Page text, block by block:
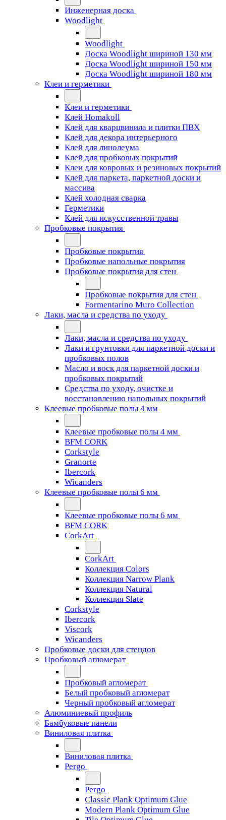
Инженерная доска
Woodlight
Woodlight
Доска Woodlight шириной 130 мм
Доска Woodlight шириной 150 мм
Доска Woodlight шириной 180 мм
Клеи и герметики
Клеи и герметики
Клей Homakoll
Клей для кварцвинила и плитки ПВХ
Клей для декора интерьерного
Клей для линолеума
Клей для пробковых покрытий
Клеи для ковровых и резиновых покрытий
Клей для паркета, паркетной доски и
массива
Клей холодная сварка
Герметики
Клей для искусственной травы
Пробковые покрытия
Пробковые покрытия
Пробковые напольные покрытия
Пробковые покрытия для стен
Пробковые покрытия для стен
Formentarino Muro Collection
Лаки, масла и средства по уходу
Лаки, масла и средства по уходу
Лаки и грунтовки для паркетной доски и
пробковых полов
Масло и воск для паркетной доски и
пробковых покрытий
Средства по уходу, очистке и
восстановлению напольных покрытий
Клеевые пробковые полы 4 мм
Клеевые пробковые полы 4 мм
BFM CORK
Corkstyle
Granorte
Ibercork
Wicanders
Клеевые пробковые полы 6 мм
Клеевые пробковые полы 6 мм
BFM CORK
CorkArt
CorkArt
Коллекция Colors
Коллекция Narrow Plank
Коллекция Natural
Коллекция Slate
Corkstyle
Ibercork
Viscork
Wicanders
Пробковые доски для стендов
Пробковый агломерат
Пробковый агломерат
Белый пробковый агломерат
Черный пробковый агломерат
Алюминиевый профиль
Бамбуковые панели
Виниловая плитка
Виниловая плитка
Pergo
Pergo
Classic Plank Optimum Glue
Modern Plank Optimum Glue